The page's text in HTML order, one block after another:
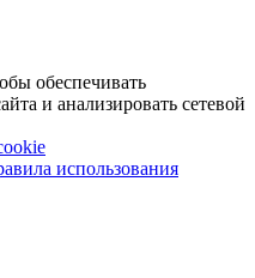
обеспечивать
и анализировать сетевой
использования